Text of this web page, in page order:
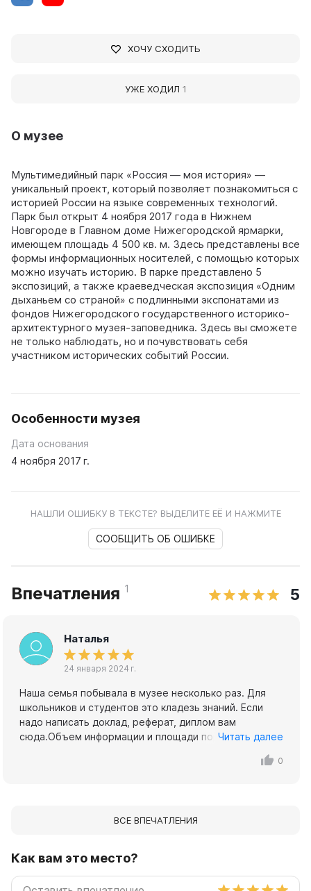
О музее
Мультимедийный парк «Россия — моя история» —
уникальный проект, который позволяет познакомиться с
историей России на языке современных технологий.
Парк был открыт 4 ноября 2017 года в Нижнем
Новгороде в Главном доме Нижегородской ярмарки,
имеющем площадь 4 500 кв. м. Здесь представлены все
формы информационных носителей, с помощью которых
можно изучать историю. В парке представлено 5
экспозиций, а также краеведческая экспозиция «Одним
дыханьем со страной» с подлинными экспонатами из
фондов Нижегородского государственного историко-
архитектурного музея-заповедника. Здесь вы сможете
не только наблюдать, но и почувствовать себя
участником исторических событий России.
Особенности музея
Дата основания
4 ноября 2017 г.
НАШЛИ ОШИБКУ В ТЕКСТЕ? ВЫДЕЛИТЕ ЕЁ И НАЖМИТЕ
СООБЩИТЬ ОБ ОШИБКЕ
Впечатления 1 5
Наталья
24 января 2024 г.
Наша семья побывала в музее несколько раз. Для
школьников и студентов это кладезь знаний. Если
надо написать доклад, реферат, диплом вам
сюда.Объем информации и площади поражают. В
посидеть и полежать, наблюдая "в небе" под
музей писать Всероссийский Географический
свободный, как и в Арсенале (Московские филиалы).
Читать далее
0
ВСЕ ВПЕЧАТЛЕНИЯ
Как вам это место?
ХОЧУ СХОДИТЬ
УЖЕ ХОДИЛ 1